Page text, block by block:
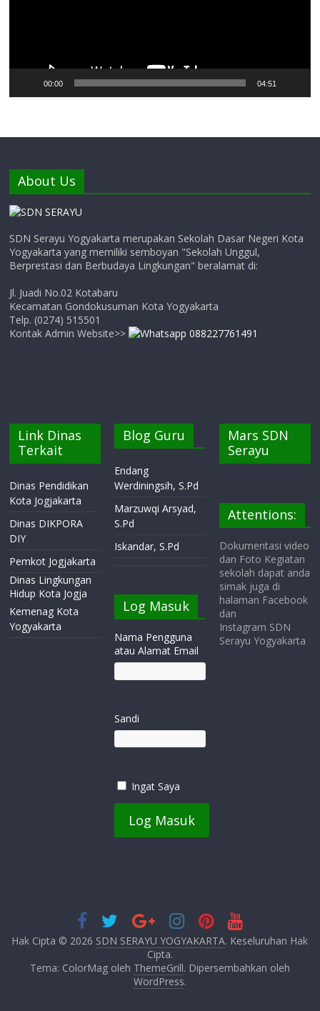
00:00 04:51
About Us
SDN Serayu Yogyakarta merupakan Sekolah Dasar Negeri Kota
Yogyakarta yang memiliki semboyan "Sekolah Unggul,
Berprestasi dan Berbudaya Lingkungan" beralamat di:
Jl. Juadi No.02 Kotabaru
Kecamatan Gondokusuman Kota Yogyakarta
Telp. (0274) 515501
Kontak Admin Website>>
Link Dinas
Terkait
Dinas Pendidikan
Kota Jogjakarta
Dinas DIKPORA
DIY
Pemkot Jogjakarta
Dinas Lingkungan
Hidup Kota Jogja
Kemenag Kota
Yogyakarta
Blog Guru
Endang
Werdiningsih, S.Pd
Marzuwqi Arsyad,
S.Pd
Iskandar, S.Pd
Log Masuk
Nama Pengguna
atau Alamat Email
Sandi
Ingat Saya
Mars SDN
Serayu
Attentions:
Dokumentasi video
dan Foto Kegiatan
sekolah dapat anda
simak juga di
halaman Facebook
dan
Instagram SDN
Serayu Yogyakarta
Hak Cipta © 2026 SDN SERAYU YOGYAKARTA. Keseluruhan Hak
Cipta.
Tema: ColorMag oleh ThemeGrill. Dipersembahkan oleh
WordPress.